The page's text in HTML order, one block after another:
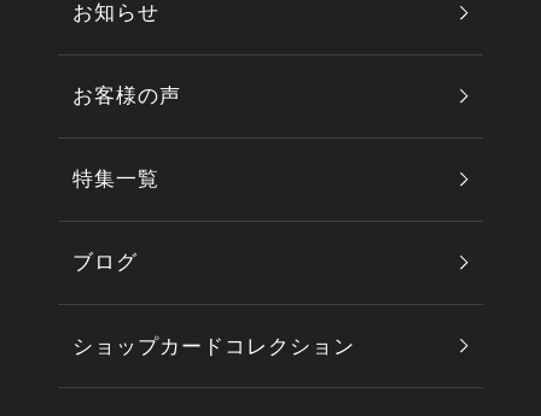
お知らせ
お客様の声
特集一覧
ブログ
ショップカードコレクション